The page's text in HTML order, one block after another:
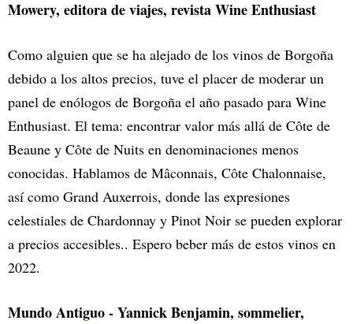
Mowery, editora de viajes, revista Wine Enthusiast
Como alguien que se ha alejado de los vinos de Borgoña
debido a los altos precios, tuve el placer de moderar un
panel de enólogos de Borgoña el año pasado para Wine
Enthusiast. El tema: encontrar valor más allá de Côte de
Beaune y Côte de Nuits en denominaciones menos
conocidas. Hablamos de Mâconnais, Côte Chalonnaise,
así como Grand Auxerrois, donde las expresiones
celestiales de Chardonnay y Pinot Noir se pueden explorar
a precios accesibles.. Espero beber más de estos vinos en
2022.
Mundo Antiguo - Yannick Benjamin, sommelier,